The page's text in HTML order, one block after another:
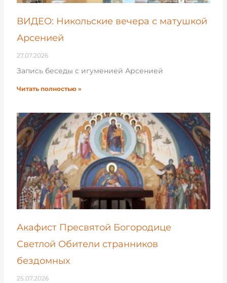
ВИДЕО: Никольские вечера с матушкой
Арсенией
27.07.2026
Запись беседы с игуменией Арсенией
Читать полностью »
Акафист Пресвятой Богородице
Светлой Обители странников
бездомных
25.07.2026